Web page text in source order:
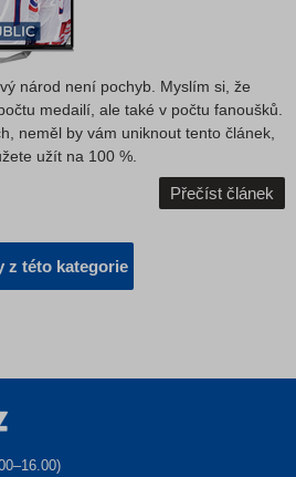
národ není pochyb. Myslím si, že
medailí, ale také v počtu fanoušků.
neměl by vám uniknout tento článek,
užít na 100 %.
Přečíst článek
z této kategorie